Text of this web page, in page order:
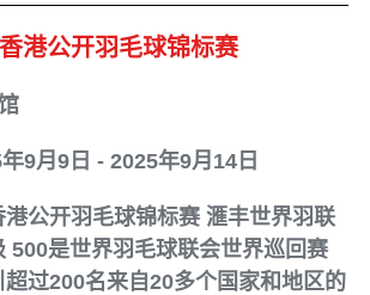
港公开羽毛球锦标赛
9月9日 - 2025年9月14日
公开羽毛球锦标赛 滙丰世界羽联
500是世界羽毛球联会世界巡回赛
过200名来自20多个国家和地区的